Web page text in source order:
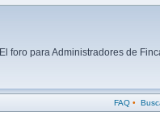
El foro para Administradores de
FAQ•